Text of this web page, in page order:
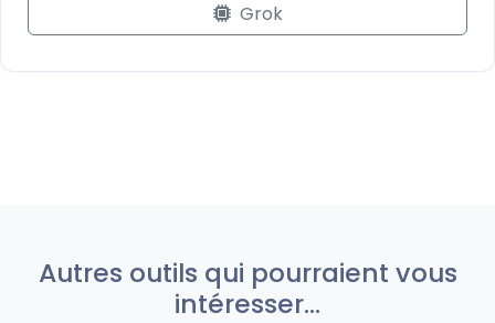
Grok
Autres outils qui pourraient vous
intéresser...